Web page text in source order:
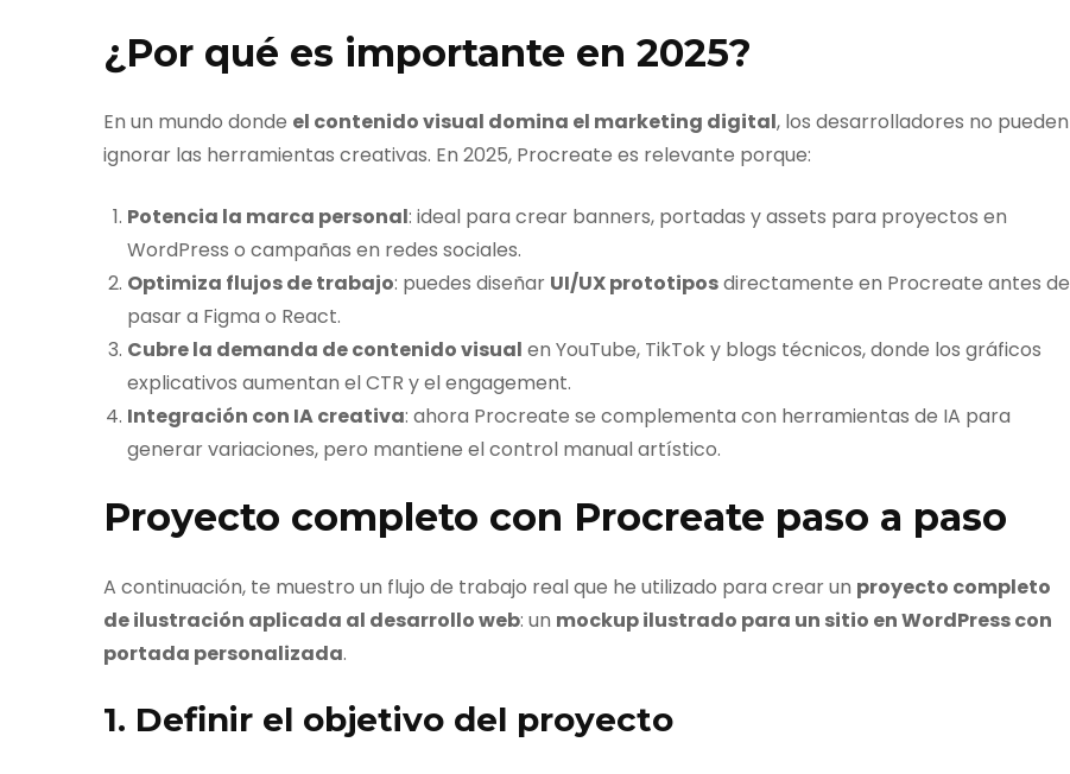
¿Por qué es importante en 2025?
En un mundo donde el contenido visual domina el marketing digital, los desarrolladores no pueden
ignorar las herramientas creativas. En 2025, Procreate es relevante porque:
Potencia la marca personal: ideal para crear banners, portadas y assets para proyectos en
WordPress o campañas en redes sociales.
Optimiza flujos de trabajo: puedes diseñar UI/UX prototiposdirectamente en Procreate antes de
pasar a Figma o React.
Cubre la demanda de contenido visual en YouTube, TikTok y blogs técnicos, donde los gráficos
explicativos aumentan el CTR y el engagement.
Integración con IA creativa: ahora Procreate se complementa con herramientas de IA para
generar variaciones, pero mantiene el control manual artístico.
Proyecto completo con Procreate paso a paso
A continuación, te muestro un flujo de trabajo real que he utilizado para crear un proyecto completo
de ilustración aplicada al desarrollo web: un mockup ilustrado para un sitio en WordPress con
portada personalizada.
1. Definir el objetivo del proyecto